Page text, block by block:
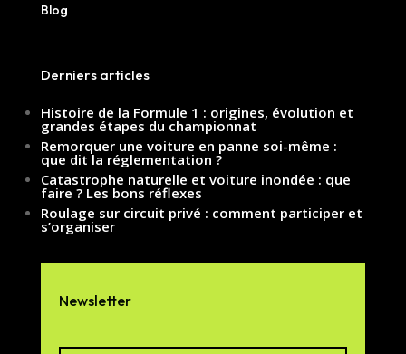
Blog
Derniers articles
Histoire de la Formule 1 : origines, évolution et
grandes étapes du championnat
Remorquer une voiture en panne soi-même :
que dit la réglementation ?
Catastrophe naturelle et voiture inondée : que
faire ? Les bons réflexes
Roulage sur circuit privé : comment participer et
s’organiser
Newsletter